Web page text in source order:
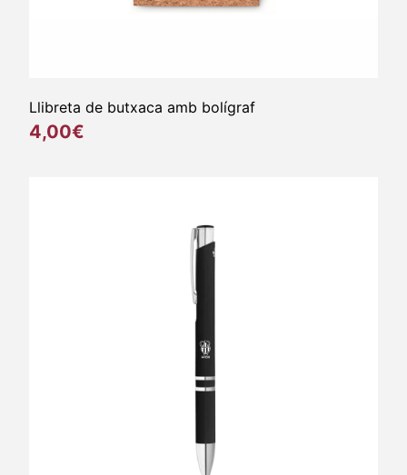
Llibreta de butxaca amb bolígraf
4,00€